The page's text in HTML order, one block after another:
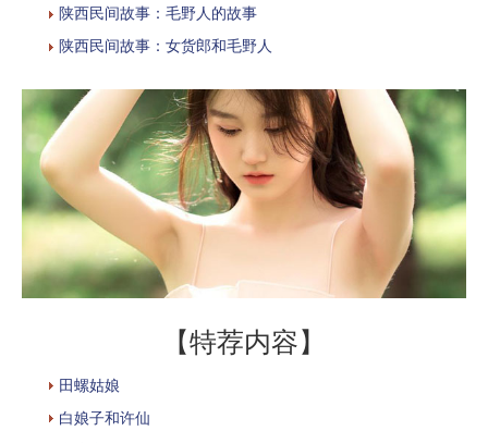
陕西民间故事：毛野人的故事
陕西民间故事：女货郎和毛野人
【特荐内容】
田螺姑娘
白娘子和许仙